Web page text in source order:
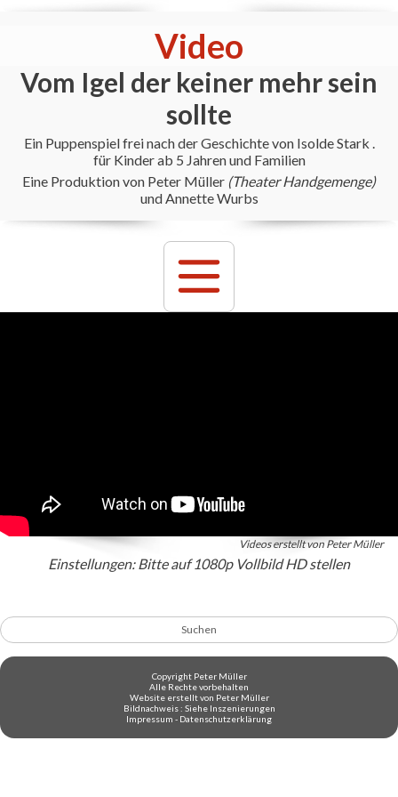
Video
Vom Igel der keiner mehr sein
sollte
Ein Puppenspiel frei nach der Geschichte von Isolde Stark .
für Kinder ab 5 Jahren und Familien
Eine Produktion von Peter Müller (Theater Handgemenge)
und Annette Wurbs
Videos erstellt von Peter Müller
Einstellungen: Bitte auf 1080p Vollbild HD stellen
Suchen
Copyright Peter Müller
Alle Rechte vorbehalten
Website erstellt von Peter Müller
Bildnachweis : Siehe Inszenierungen
Impressum - Datenschutzerklärung